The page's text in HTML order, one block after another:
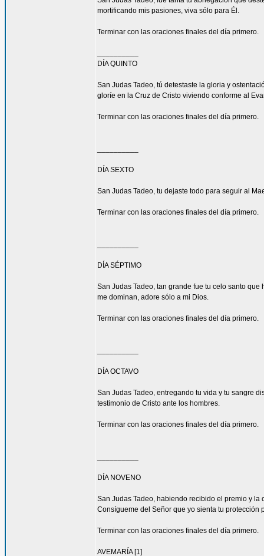
mortificando mis pasiones, viva sólo para Él.
Terminar con las oraciones finales del día primero.
DÍA QUINTO
San Judas Tadeo, tú detestaste la gloria y
gloríe en la Cruz de Cristo viviendo conforme al
Terminar con las oraciones finales del día primero.
DÍA SEXTO
San Judas Tadeo, tu dejaste todo para seguir al
Terminar con las oraciones finales del día primero.
DÍA SÉPTIMO
San Judas Tadeo, tan grande fue tu celo santo
me dominan, adore sólo a mi Dios.
Terminar con las oraciones finales del día primero.
DÍA OCTAVO
San Judas Tadeo, entregando tu vida y tu sangre
testimonio de Cristo ante los hombres.
Terminar con las oraciones finales del día primero.
DÍA NOVENO
San Judas Tadeo, habiendo recibido el premio y
Consígueme del Señor que yo sienta tu
Terminar con las oraciones finales del día primero.
AVEMARÍA [1]